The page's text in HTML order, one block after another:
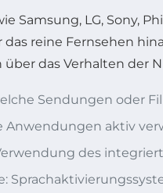
Samsung, LG, Sony,
reine Fernsehen
das Verhalten der
Sendungen oder
Anwendungen aktiv
des